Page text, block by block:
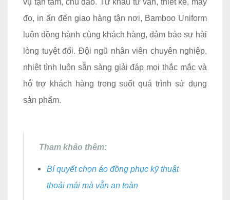
đo, in ấn đến giao hàng tận nơi, Bamboo Uniform
luôn đồng hành cùng khách hàng, đảm bảo sự hài
lòng tuyệt đối. Đội ngũ nhân viên chuyên nghiệp,
nhiệt tình luôn sẵn sàng giải đáp mọi thắc mắc và
hỗ trợ khách hàng trong suốt quá trình sử dụng
sản phẩm.
Tham khảo thêm:
Bí quyết chọn áo đồng phục kỹ thuật
thoải mái mà vẫn an toàn